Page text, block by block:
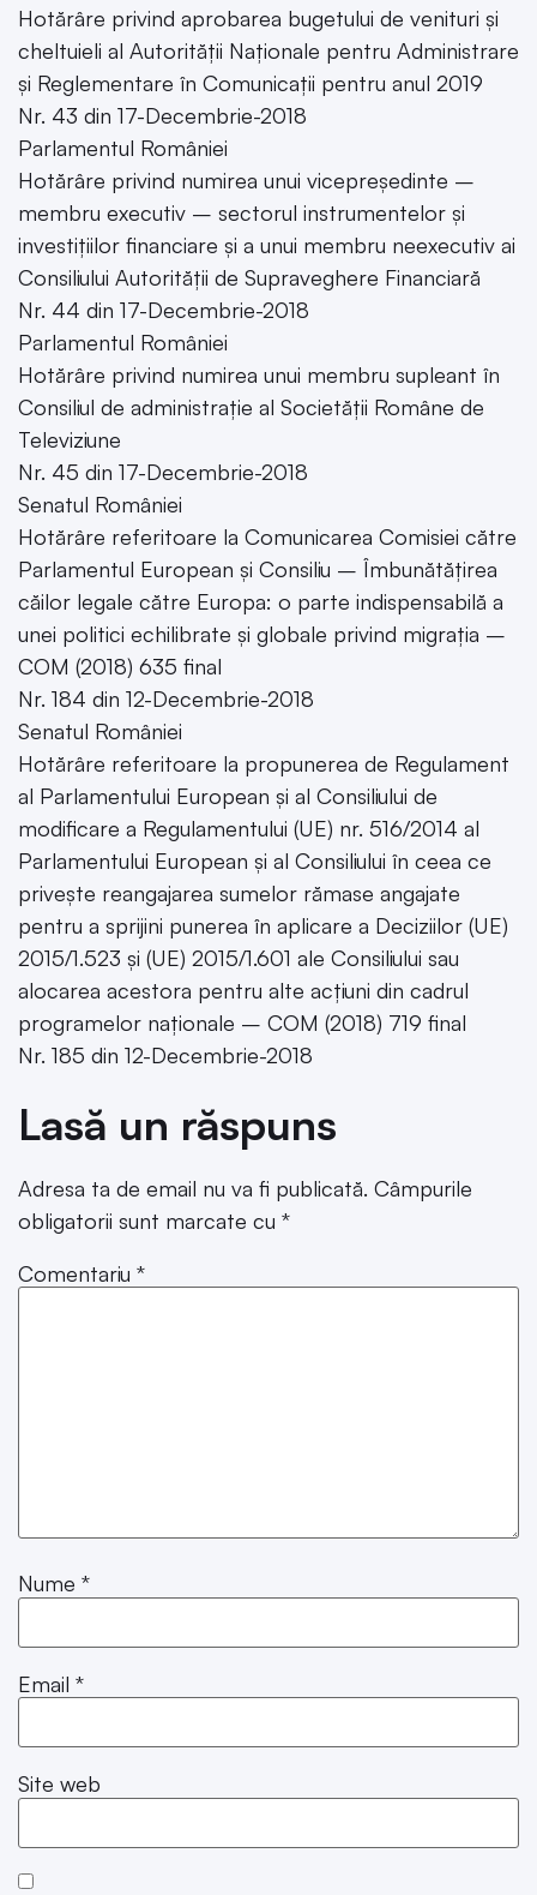
Hotărâre privind aprobarea bugetului de venituri și
cheltuieli al Autorității Naționale pentru Administrare
și Reglementare în Comunicații pentru anul 2019
Nr. 43 din 17-Decembrie-2018
Parlamentul României
Hotărâre privind numirea unui vicepreședinte –
membru executiv – sectorul instrumentelor și
investițiilor financiare și a unui membru neexecutiv ai
Consiliului Autorității de Supraveghere Financiară
Nr. 44 din 17-Decembrie-2018
Parlamentul României
Hotărâre privind numirea unui membru supleant în
Consiliul de administrație al Societății Române de
Televiziune
Nr. 45 din 17-Decembrie-2018
Senatul României
Hotărâre referitoare la Comunicarea Comisiei către
Parlamentul European și Consiliu – Îmbunătățirea
căilor legale către Europa: o parte indispensabilă a
unei politici echilibrate și globale privind migrația –
COM (2018) 635 final
Nr. 184 din 12-Decembrie-2018
Senatul României
Hotărâre referitoare la propunerea de Regulament
al Parlamentului European și al Consiliului de
modificare a Regulamentului (UE) nr. 516/2014 al
Parlamentului European și al Consiliului în ceea ce
privește reangajarea sumelor rămase angajate
pentru a sprijini punerea în aplicare a Deciziilor (UE)
2015/1.523 și (UE) 2015/1.601 ale Consiliului sau
alocarea acestora pentru alte acțiuni din cadrul
programelor naționale – COM (2018) 719 final
Nr. 185 din 12-Decembrie-2018
Lasă un răspuns
Adresa ta de email nu va fi publicată. Câmpurile
obligatorii sunt marcate cu *
Comentariu *
Nume *
Email *
Site web